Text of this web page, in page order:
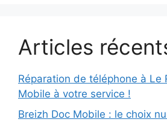
Articles
Réparation de téléphone à Le
Mobile à votre service !
Breizh Doc Mobile : le choix